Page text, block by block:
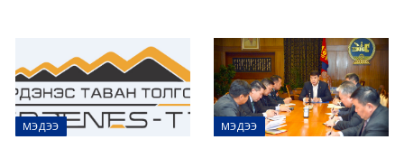
МЭДЭЭ МЭДЭЭ